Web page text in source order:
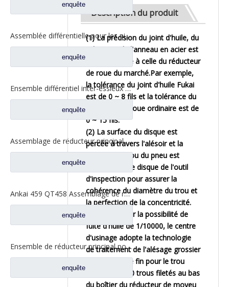
enquête
Assemblée différentielle pour les pièces de rechange QT440SH0-2510050 de camion d'Auman Qingte 440 QT440
enquête
Ensemble différentiel inter-essieux pour pièces de rechange de camion FAW Jiefang 475 2507055-K5H
enquête
Assemblage de réducteur principal d'essieu moyen pour pièces de rechange de camion Sinotruk Steyr HOWO HC16 AZ7121320745 AZ9231320745
enquête
Ankai 459 QT458 Assemblage de réducteur principal d'essieu moyen pour pièces de rechange de camion Foton Auman HFF2502200CK2MC
enquête
Ensemble de réducteur principal pour pièces de rechange de camion à essieu moyen FAW Jiefang 2502010AA6E
enquête
Description du produit
(1) La précision du joint d'huile, du
robinet et de l'anneau en acier est
1/3 supérieure à celle du réducteur
de roue du marché.Par exemple,
la tolérance du joint d'huile Fukai
est de 0 ~ 8 fils et la tolérance du
réducteur de roue ordinaire est de
0 ~ 15 fils.
(2) La surface du disque est
percée à travers l'alésoir et la
position du trou du pneu est
vérifiée avec le disque de l'outil
d'inspection pour assurer la
cohérence du diamètre du trou et
la perfection de la concentricité.
(3) Afin d'éviter la possibilité de
fuite d'huile de 1/10000, le centre
d'usinage adopte la technologie
de traitement de l'alésage grossier
et de l'alésage fin pour le trou
d'arbre ;Les 10 trous filetés au bas
du boîtier du réducteur de moyeu